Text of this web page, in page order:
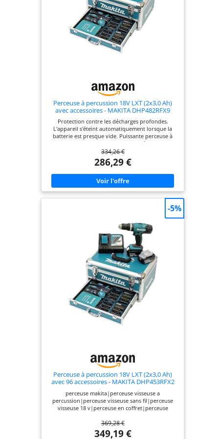
la langue du
produit,
l'étiquetage ou les
instructions.
Perceuse à percussion 18V LXT (2x3,0 Ah)
avec accessoires - MAKITA DHP482RFX9
Protection contre les décharges profondes.
L'appareil s'éteint automatiquement lorsque la
batterie est presque vide. Puissante perceuse à
percussion sans fil de 18 V avec réducteur
planétaire entièrement métallique à 2 vitesses Les
produits internationaux ont des conditions
distinctes, sont vendus à l'étranger et peuvent
différer des produits locaux, notamment en ce qui
concerne l'ajustement, les catégories d'âge et la
langue du produit, l'étiquetage ou les instructions.
334,26 €
286,29 €
Perceuse à percussion 18V LXT (2x3,0 Ah)
avec 96 accessoires - MAKITA DHP453RFX2
perceuse makita|perceuse visseuse a
percussion|perceuse visseuse sans fil|perceuse
visseuse 18 v|perceuse en coffret|perceuse
accessoire|perceuse visseuse a bas prix|perceuse
avec boite a outil|achat perceuse en
coffret|DHP453RFX2
369,28 €
349,19 €
-5%